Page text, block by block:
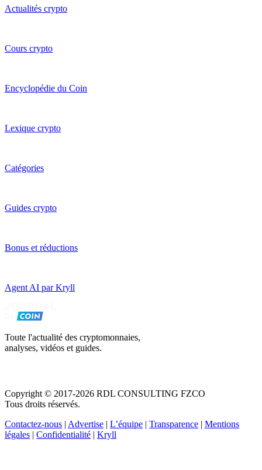
Actualités crypto
Cours crypto
Encyclopédie du Coin
Lexique crypto
Catégories
Guides crypto
Bonus et réductions
Agent AI par Kryll
Toute l'actualité des cryptomonnaies,
analyses, vidéos et guides.
Copyright © 2017-2026 RDL CONSULTING FZCO
Tous droits réservés.
Contactez-nous | Advertise | L’équipe | Transparence | Mentions
légales | Confidentialité | Kryll